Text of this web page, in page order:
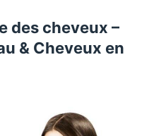
des cheveux –
& Cheveux en